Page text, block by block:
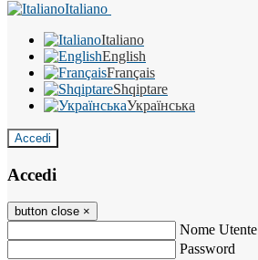
Italiano
Italiano
English
Français
Shqiptare
Українська
Accedi
Accedi
button close ×
Nome Utente
Password